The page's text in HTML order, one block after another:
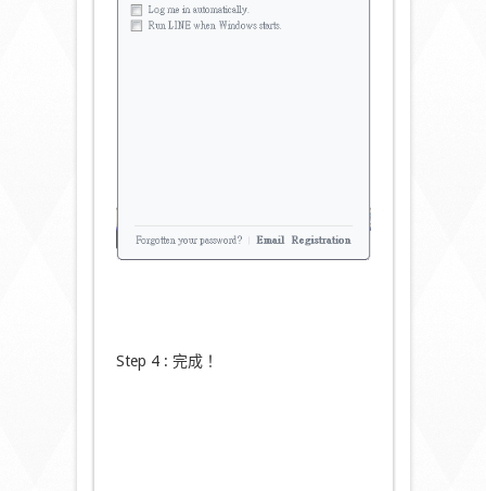
Step 4 : 完成！